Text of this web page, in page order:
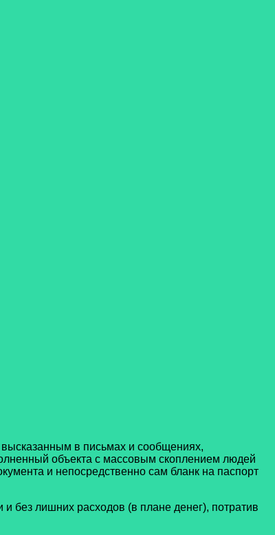
в письмах и сообщениях,
объекта с массовым скоплением людей
и непосредственно сам бланк на паспорт
без лишних расходов (в плане денег), потратив